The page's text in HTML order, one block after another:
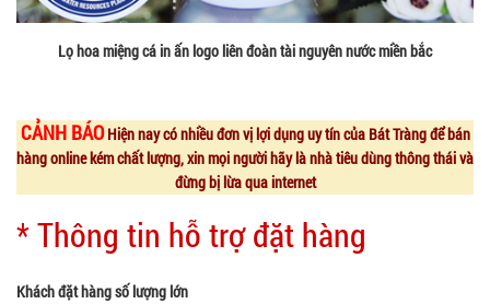
Lọ hoa miệng cá in ấn logo liên đoàn tài nguyên nước miền bắc
CẢNH BÁOHiện nay có nhiều đơn vị lợi dụng uy tín của Bát Tràng để bán
hàng online kém chất lượng, xin mọi người hãy là nhà tiêu dùng thông thái và
đừng bị lừa qua internet
* Thông tin hỗ trợ đặt hàng
Khách đặt hàng số lượng lớn